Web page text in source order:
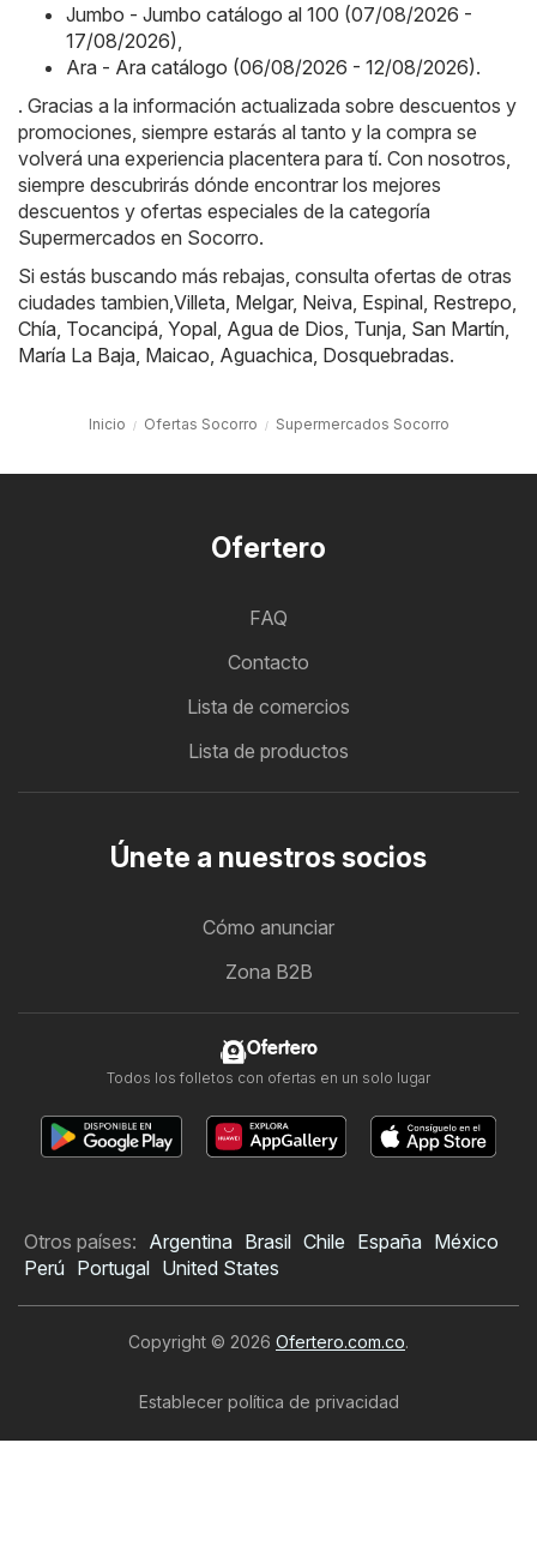
Jumbo - Jumbo catálogo al 100 (07/08/2026 -
17/08/2026)
Ara - Ara catálogo (06/08/2026 - 12/08/2026).
. Gracias a la información actualizada sobre descuentos y
promociones, siempre estarás al tanto y la compra se
volverá una experiencia placentera para tí. Con nosotros,
siempre descubrirás dónde encontrar los mejores
descuentos y ofertas especiales de la categoría
Supermercados en Socorro.
Si estás buscando más rebajas, consulta ofertas de otras
ciudades tambien, Villeta Melgar, Neiva Espinal Restrepo
Chía Tocancipá Yopal Agua de Dios Tunja San Martín
María La Baja Maicao Aguachica Dosquebradas.
Inicio Ofertas Socorro Supermercados Socorro
Ofertero
FAQ
Contacto
Lista de comercios
Lista de productos
Únete a nuestros socios
Cómo anunciar
Zona B2B
Ofertero
Todos los folletos con ofertas en un solo lugar
Otros países: Argentina Brasil Chile España México
Perú Portugal United States
Copyright © 2026 Ofertero.com.co.
Establecer política de privacidad